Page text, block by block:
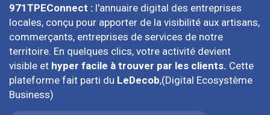
971TPEConnect : l'annuaire digital des entreprises
locales, conçu pour apporter de la visibilité aux artisans,
commerçants, entreprises de services de notre
territoire. En quelques clics, votre activité devient
visible et hyper facile à trouver par les clients. Cette
plateforme fait parti du LeDecob,(Digital Ecosystème
Business)